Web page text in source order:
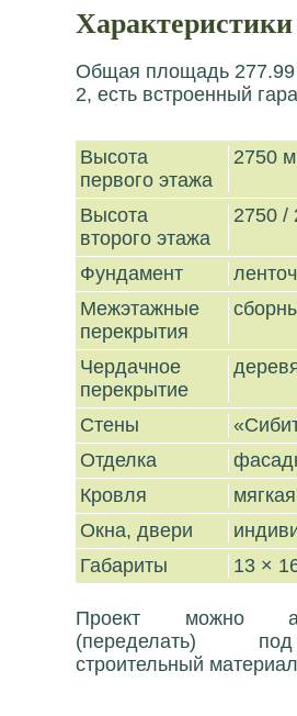
Характеристики
Общая площадь 277.99
2, есть встроенный
Высота
первого этажа
2750
Высота
второго этажа
2750 /
Фундамент
Межэтажные
перекрытия
Чердачное
перекрытие
Стены
Отделка
Кровля
Окна, двери
Габариты
13 ×
Проект можно
(переделать)
строительный